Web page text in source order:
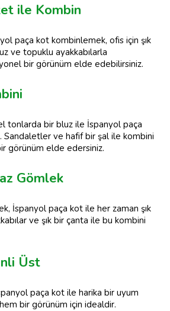
ile Kombin
paça kot kombinlemek, ofis için şık
ve topuklu ayakkabılarla
bir görünüm elde edebilirsiniz.
tonlarda bir bluz ile İspanyol paça
Sandaletler ve hafif bir şal ile kombini
görünüm elde edersiniz.
Gömlek
İspanyol paça kot ile her zaman şık
ve şık bir çanta ile bu kombini
Üst
paça kot ile harika bir uyum
bir görünüm için idealdir.